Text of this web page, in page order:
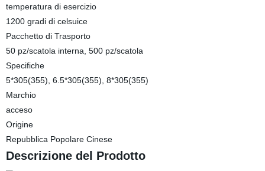
temperatura di esercizio
1200 gradi di celsuice
Pacchetto di Trasporto
50 pz/scatola interna, 500 pz/scatola
Specifiche
5*305(355), 6.5*305(355), 8*305(355)
Marchio
acceso
Origine
Repubblica Popolare Cinese
Descrizione del Prodotto